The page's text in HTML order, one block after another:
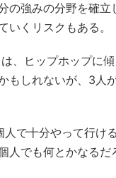
の強みの分野を確
いくリスクもある。
、ヒップホップに
もしれないが、3人
で十分やって行け
でも何とかなるだ